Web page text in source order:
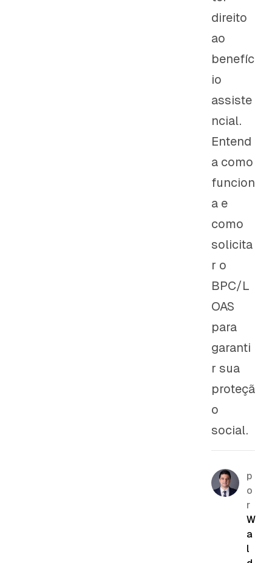
direito
ao
benefíc
io
assiste
ncial.
Entend
a como
funcion
a e
como
solicita
r o
BPC/L
OAS
para
garanti
r sua
proteçã
o
social.
p
o
r
W
a
l